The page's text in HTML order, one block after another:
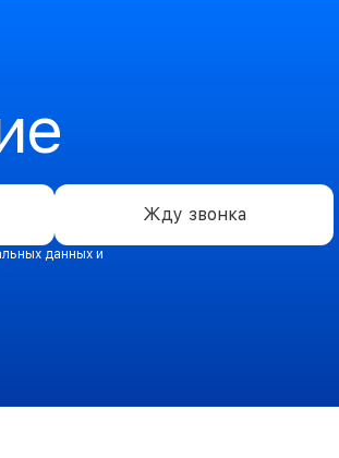
Жду звонка
данных и